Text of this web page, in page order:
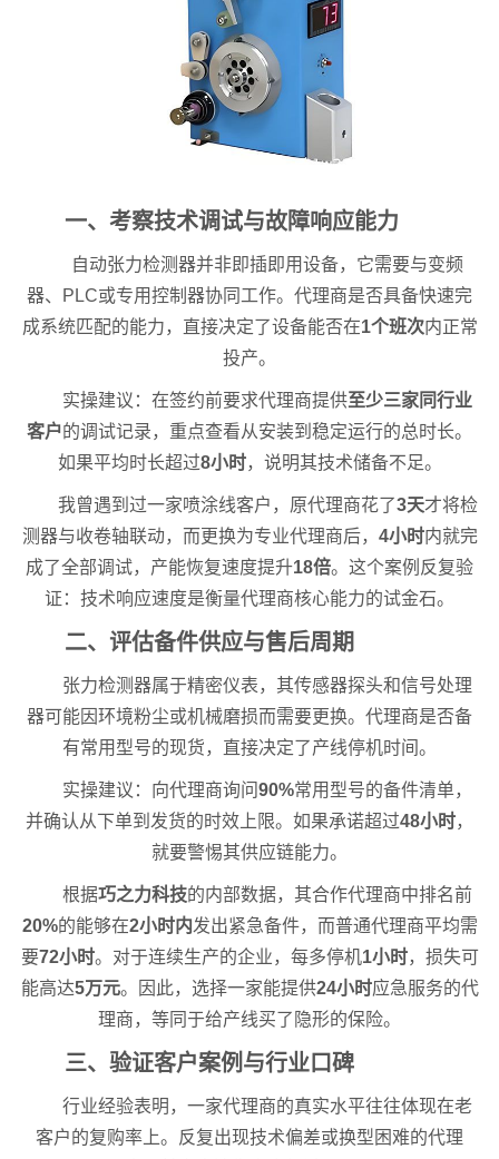
一、考察技术调试与故障响应能力
自动张力检测器并非即插即用设备，它需要与变频
器、PLC或专用控制器协同工作。代理商是否具备快速完
成系统匹配的能力，直接决定了设备能否在1个班次内正常
投产。
实操建议：在签约前要求代理商提供至少三家同行业
客户的调试记录，重点查看从安装到稳定运行的总时长。
如果平均时长超过8小时，说明其技术储备不足。
我曾遇到过一家喷涂线客户，原代理商花了3天才将检
测器与收卷轴联动，而更换为专业代理商后， 4小时内就完
成了全部调试，产能恢复速度提升18倍。这个案例反复验
证：技术响应速度是衡量代理商核心能力的试金石。
二、评估备件供应与售后周期
张力检测器属于精密仪表，其传感器探头和信号处理
器可能因环境粉尘或机械磨损而需要更换。代理商是否备
有常用型号的现货，直接决定了产线停机时间。
实操建议：向代理商询问 90%常用型号的备件清单，
并确认从下单到发货的时效上限。如果承诺超过48小时，
就要警惕其供应链能力。
根据巧之力科技的内部数据，其合作代理商中排名前
20%的能够在2小时内发出紧急备件，而普通代理商平均需
要72小时。对于连续生产的企业，每多停机1小时，损失可
能高达5万元。因此，选择一家能提供24小时应急服务的代
理商，等同于给产线买了隐形的保险。
三、验证客户案例与行业口碑
行业经验表明，一家代理商的真实水平往往体现在老
客户的复购率上。反复出现技术偏差或换型困难的代理